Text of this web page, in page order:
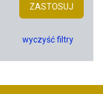
ZASTOSUJ
wyczyść filtry